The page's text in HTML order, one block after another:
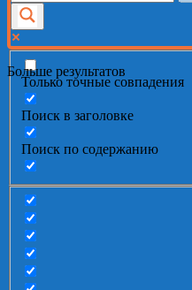
Больше результатов
Только точные совпадения
Поиск в заголовке
Поиск по содержанию